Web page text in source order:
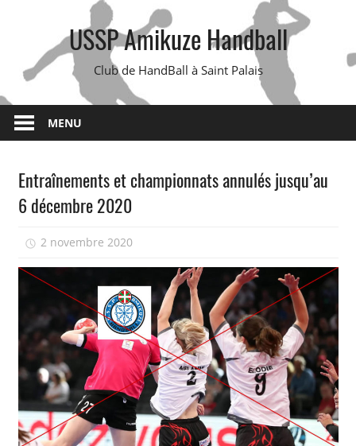
USSP Amikuze Handball
Club de HandBall à Saint Palais
MENU
Entraînements et championnats annulés jusqu’au
6 décembre 2020
2 novembre 2020